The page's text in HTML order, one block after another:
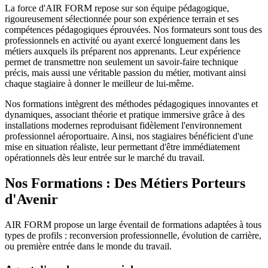
La force d'AIR FORM repose sur son équipe pédagogique,
rigoureusement sélectionnée pour son expérience terrain et ses
compétences pédagogiques éprouvées. Nos formateurs sont tous des
professionnels en activité ou ayant exercé longuement dans les
métiers auxquels ils préparent nos apprenants. Leur expérience
permet de transmettre non seulement un savoir-faire technique
précis, mais aussi une véritable passion du métier, motivant ainsi
chaque stagiaire à donner le meilleur de lui-même.
Nos formations intègrent des méthodes pédagogiques innovantes et
dynamiques, associant théorie et pratique immersive grâce à des
installations modernes reproduisant fidèlement l'environnement
professionnel aéroportuaire. Ainsi, nos stagiaires bénéficient d'une
mise en situation réaliste, leur permettant d'être immédiatement
opérationnels dès leur entrée sur le marché du travail.
Nos Formations : Des Métiers Porteurs
d'Avenir
AIR FORM propose un large éventail de formations adaptées à tous
types de profils : reconversion professionnelle, évolution de carrière,
ou première entrée dans le monde du travail.